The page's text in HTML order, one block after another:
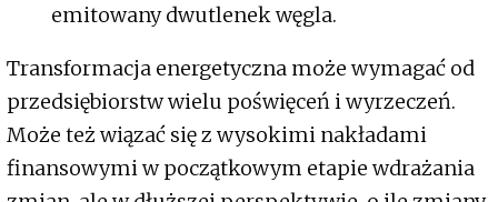
emitowany dwutlenek węgla.
Transformacja energetyczna może wymagać od
przedsiębiorstw wielu poświęceń i wyrzeczeń.
Może też wiązać się z wysokimi nakładami
finansowymi w początkowym etapie wdrażania